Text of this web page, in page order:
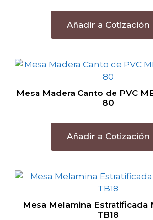
Añadir a Cotización
Mesa Madera Canto de PVC
80
Añadir a Cotización
Mesa Melamina Estratificada
TB18